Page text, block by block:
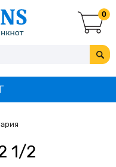
0
1/2